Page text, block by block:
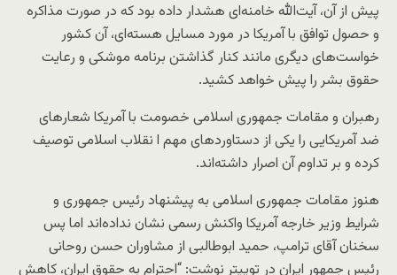
پیش از آن، آیت‌الله خامنه‌ای هشدار داده بود که در صورت مذاکره
و حصول توافق با آمریکا در مورد مسایل هسته‌ای، آن کشور
خواست‌های دیگری مانند کنار گذاشتن برنامه موشکی و رعایت
حقوق بشر را پیش خواهد کشید.
رهبران و مقامات جمهوری اسلامی خصومت با آمریکا شعارهای
ضد آمریکایی را یکی از دستاوردهای مهم ا نقلاب اسلامی توصیف
کرده و بر تداوم آن اصرار داشته‌اند.
هنوز مقامات جمهوری اسلامی به پیشنهاد رئیس جمهوری و
شرایط وزیر خارجه آمریکا واکنش رسمی نشان نداده‌اند اما پس
سخنان آقای ترامپ، حمید ابوطالبی از مشاوران حسن روحانی
رئیس جمهور ایران در توییتر نوشت: “احترام به حقوق ایران، کاهش